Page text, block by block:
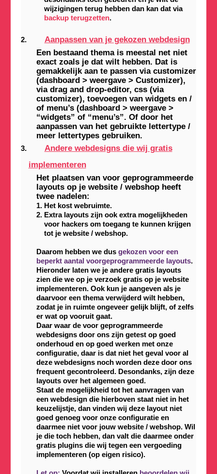
wijzigingen terug hebben dan kan dat via
backup terugzetten.
Aanpassen van je gekozen webdesign
Een bestaand thema is meestal net niet
exact zoals je dat wilt hebben. Dat is
gemakkelijk aan te passen via customizer
(dashboard > weergave > Customizer),
via drag and drop-editor, css (via
customizer), toevoegen van widgets en /
of menu’s (dashboard > weergave >
“widgets” of “menu’s”. Of door het
aanpassen van het gebruikte lettertype /
meer lettertypes gebruiken.
Andere webdesigns die wij gratis
implementeren
Het plaatsen van voor geprogrammeerde
layouts op je website / webshop heeft
twee nadelen:
Het kost webruimte.
Extra layouts zijn ook extra mogelijkheden
voor hackers om toegang te kunnen krijgen
tot je website / webshop.
Daarom hebben we dus gekozen voor een
beperkt aantal voorgeprogrammeerde layouts.
Hieronder laten we je andere gratis layouts
zien die we op je verzoek gratis op je website
implementeren. Ook kun je aangeven als je
daarvoor een thema verwijderd wilt hebben,
zodat je in ruimte ongeveer gelijk blijft, of zelfs
er wat op vooruit gaat.
Daar waar de voor geprogrammeerde
webdesigns door ons zijn getest op goed
onderhoud en op goed werken met onze
configuratie, daar is dat niet het geval voor al
deze webdesigns noch worden deze door ons
frequent gecontroleerd. Desondanks, zijn deze
layouts over het algemeen goed.
Staat de mogelijkheid tot het aanvragen van
een webdesign die hierboven staat niet in het
keuzelijstje, dan vinden wij deze layout niet
goed genoeg voor onze configuratie en
daarmee niet voor jouw website / webshop. Wil
je die toch hebben, dan valt die daarmee onder
gratis plugins die wij tegen een vergoeding
implementeren (op eigen risico).